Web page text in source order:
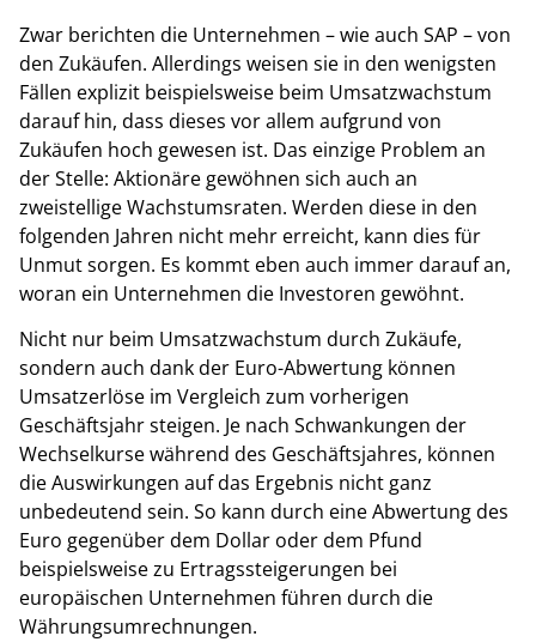
Zwar berichten die Unternehmen – wie auch SAP – von
den Zukäufen. Allerdings weisen sie in den wenigsten
Fällen explizit beispielsweise beim Umsatzwachstum
darauf hin, dass dieses vor allem aufgrund von
Zukäufen hoch gewesen ist. Das einzige Problem an
der Stelle: Aktionäre gewöhnen sich auch an
zweistellige Wachstumsraten. Werden diese in den
folgenden Jahren nicht mehr erreicht, kann dies für
Unmut sorgen. Es kommt eben auch immer darauf an,
woran ein Unternehmen die Investoren gewöhnt.
Nicht nur beim Umsatzwachstum durch Zukäufe,
sondern auch dank der Euro-Abwertung können
Umsatzerlöse im Vergleich zum vorherigen
Geschäftsjahr steigen. Je nach Schwankungen der
Wechselkurse während des Geschäftsjahres, können
die Auswirkungen auf das Ergebnis nicht ganz
unbedeutend sein. So kann durch eine Abwertung des
Euro gegenüber dem Dollar oder dem Pfund
beispielsweise zu Ertragssteigerungen bei
europäischen Unternehmen führen durch die
Währungsumrechnungen.